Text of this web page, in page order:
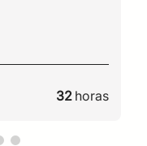
a
32 horas